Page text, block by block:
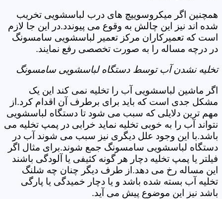
همچنین اگر میکروسوییچ های درب لباسشویی تخریب
شده اند نیز این چالش به وقوع می پیوندد.در این جا لازم
است که تعمیرکاران مرکز تعمیر لباسشویی سامسونگ
در درچه مساله را به صورت تخصصی رفع نمایند.
تخلیه نشدن آب توسط دستگاه لباسشویی سامسونگ
اگر ماشین لباسشویی آب را تخلیه نمی کند این یک
مشکل جدی است که باید برای برطرف آن اقدام کرد.از
مهم ترین دلایلی که سبب می شود تا دستگاه لباسشویی
نتواند آب را به خوبی تخلیه نماید خرابی در پمپ تخلیه می
باشد.با این وجود علل دیگری نیز سبب می شوند آب در
دستگاه لباسشویی سامسونگ جمع شوند.برای مثال اگر
فیلتر یا پمپ تخلیه دچار هر گونه کثیفی یا آلودگی باشند
این مساله رخ می دهد.از طرف دیگر چنان چه شلنگ
تخلیه آب بسته شده باشد و یا دچار خمیدگی یا پارگی
باشد نیز این موضوع پیش می آید.